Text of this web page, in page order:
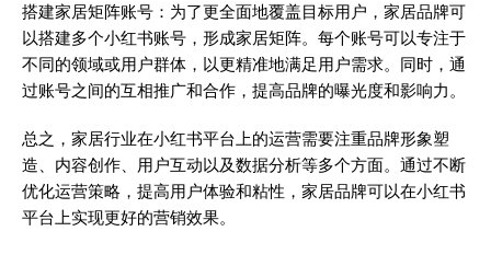
搭建家居矩阵账号：为了更全面地覆盖目标用户，家居品牌可
以搭建多个小红书账号，形成家居矩阵。每个账号可以专注于
不同的领域或用户群体，以更精准地满足用户需求。同时，通
过账号之间的互相推广和合作，提高品牌的曝光度和影响力。
总之，家居行业在小红书平台上的运营需要注重品牌形象塑
造、内容创作、用户互动以及数据分析等多个方面。通过不断
优化运营策略，提高用户体验和粘性，家居品牌可以在小红书
平台上实现更好的营销效果。